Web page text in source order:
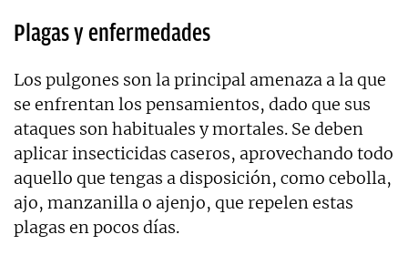
Plagas y enfermedades
Los pulgones son la principal amenaza a la que
se enfrentan los pensamientos, dado que sus
ataques son habituales y mortales. Se deben
aplicar insecticidas caseros, aprovechando todo
aquello que tengas a disposición, como cebolla,
ajo, manzanilla o ajenjo, que repelen estas
plagas en pocos días.